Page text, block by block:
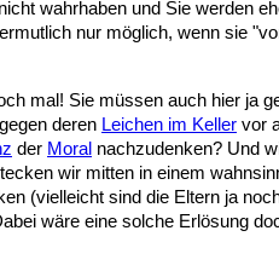
wahrhaben und Sie werden
nur möglich, wenn sie
mal! Sie müssen auch hier ja
deren Leichen im Keller vor
der Moral nachzudenken? Und
wir mitten in einem
(vielleicht sind die Eltern ja
wäre eine solche Erlösung